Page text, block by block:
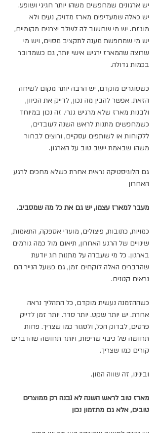
יש ארגונים שמחפשים משהו יותר חגיגי ושופע.
יש כאלה שמעדיפים מארז מדויק, נעים ולא
מוגזם. יש מי שחשוב לה לשלב יצרנים מקומיים,
יש מי שמחפשת מענה לתקציב מסוים, ויש מי
שרוצה שהמארז ירגיש אישי יותר, גם כשמדובר
בכמות גדולה.
כשסוגרים מוקדם, יש הרבה יותר מקום לשיחה
הזאת. אפשר להבין מה נכון, לדייק את הכיוון,
ולבנות מארז שלא מרגיש גנרי. זה נכון במיוחד
כשמחפשים מתנות לראש השנה לעובדים,
ללקוחות או לשותפים עסקיים, ורוצים לבחור
משהו שבאמת יישב טוב על הארגון.
גם הלוגיסטיקה נראית אחרת כשלא מחכים לרגע
האחרון
מעבר למארז עצמו, יש גם את כל מה שמסביב.
כמויות, כתובות, פיצולים, מועדי אספקה, התאמות,
שינויים של הרגע האחרון, תיאום מול כמה גורמים
בארגון. כל מי שעבדה על מתנות חג יודעת
שהדברים האלה לוקחים זמן, גם כשעל הנייר הם
נראים קטנים.
כשההזמנה נעשית מוקדם, כל התהליך נראה
אחרת. יש יותר שקט. יותר סדר. יותר זמן לדייק
פרטים, לבדוק הכל, ולסגור כמו שצריך. פחות
תחושה של כיבוי שריפות, ויותר תחושה שהדברים
קורים כמו שצריך.
ובינינו, זה שווה המון.
מארז טוב לראש השנה לא נבנה רק ממוצרים
טובים, אלא גם מתזמון נכון